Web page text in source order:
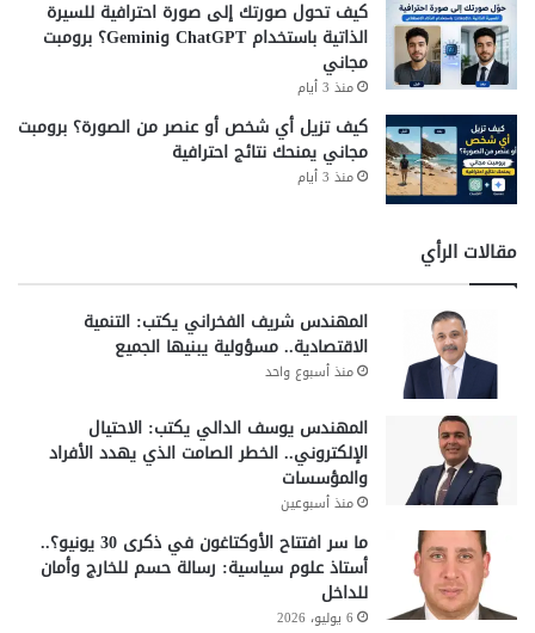
كيف تحول صورتك إلى صورة احترافية للسيرة
الذاتية باستخدام ChatGPT وGemini؟ برومبت
مجاني
منذ 3 أيام
كيف تزيل أي شخص أو عنصر من الصورة؟ برومبت
مجاني يمنحك نتائج احترافية
منذ 3 أيام
مقالات الرأي
المهندس شريف الفخراني يكتب: التنمية
الاقتصادية.. مسؤولية يبنيها الجميع
منذ أسبوع واحد
المهندس يوسف الدالي يكتب: الاحتيال
الإلكتروني.. الخطر الصامت الذي يهدد الأفراد
والمؤسسات
منذ أسبوعين
ما سر افتتاح الأوكتاغون في ذكرى 30 يونيو؟..
أستاذ علوم سياسية: رسالة حسم للخارج وأمان
للداخل
6 يوليو، 2026